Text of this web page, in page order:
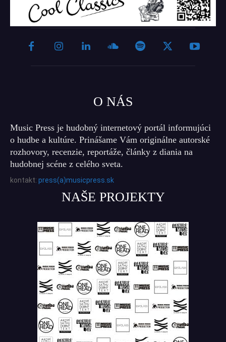
O NÁS
Music Press je hudobný internetový portál informujúci
o hudbe a kultúre. Prinášame Vám originálne autorské
rozhovory, recenzie, reportáže, články z diania na
hudobnej scéne z celého sveta.
kontakt: press(a)musicpress.sk
NAŠE PROJEKTY